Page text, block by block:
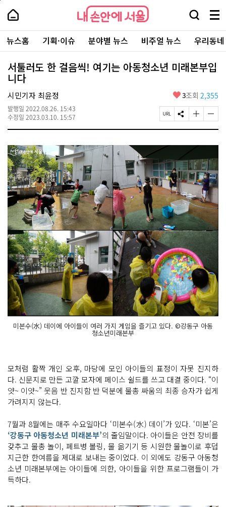
본
로
가
내
손
안
에
서
울
-
서
울
시
대
표
소
통
포
내
손
에
울
검
창
열
기
메
뉴
전
체
보
기
주
요
서
뉴스홈 기획·이슈 분야별 뉴스 비주얼 뉴스 우리동
서툴러도 한 걸음씩! 여기는 아동청소년 미래본부입
니다
시민기자 최윤정
발행일 2022.08.26. 15:43
수정일 2023.03.10. 15:57
좋
요
3조회 2,355
페
이
U
L
복
사
S
N
공
하
기
글
자
기
게
변
경
하
기
글
자
기
게
변
경
하
기
미본수(水) 데이에 아이들이 여러 가지 게임을 즐기고 있다. ©강동구 아동
청소년미래본부
모처럼 활짝 개인 오후, 마당에 모인 아이들의 표정이 자못 진지하
다. 신문지로 만든 고깔 모자에 페이스 쉴드를 쓰고 대결 중이다. “이
얏~ 이얏~” 웃음 반 진지함 반 덕분에 물총 싸움의 최종 승자가 쉽게
가려지지 않는다.
7월과 8월에는 매주 수요일마다 ‘미본수(水) 데이’가 있다. ‘미본’은
‘강동구 아동청소년 미래본부’의 줄임말이다. 아이들은 안전 장비를
갖추고 물총 놀이, 페트병 볼링, 물 옮기기 등 시원한 물놀이로 후덥
지근한 한여름을 제대로 보내는 중이었다. 이 외에도 강동구 아동청
소년 미래본부에는 아이들에 의한, 아이들을 위한 프로그램들이 가
득하다.
페
상
단
로